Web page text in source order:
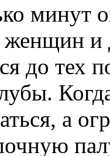
минут
женщин
до тех
Когда
а